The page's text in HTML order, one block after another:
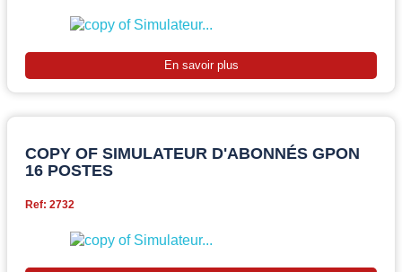
En savoir plus
COPY OF SIMULATEUR D'ABONNÉS GPON
16 POSTES
Ref: 2732